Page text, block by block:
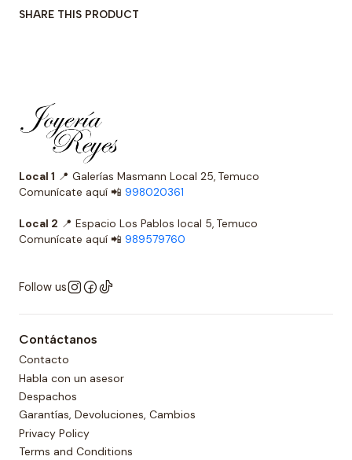
SHARE THIS PRODUCT
Local 1 📍 Galerías Masmann Local 25, Temuco
Comunícate aquí 📲 998020361
Local 2 📍 Espacio Los Pablos local 5, Temuco
Comunícate aquí 📲 989579760
Follow us
Contáctanos
Contacto
Habla con un asesor
Despachos
Garantías, Devoluciones, Cambios
Privacy Policy
Terms and Conditions